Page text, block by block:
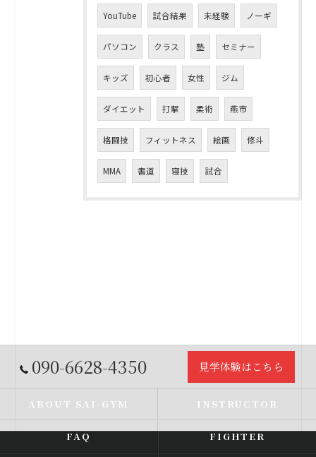
YouTube 試合結果 未経験 ノーギ
パソコン クラス 塾 セミナー
キッズ 初心者 女性 ジム
ダイエット 打撃 柔術 燕市
格闘技 フィットネス 絵画 修斗
MMA 書道 寝技 試合
090-6628-4350 見学体験はこちら
ABOUT SAI-GYM INSTRUCTOR
FAQ FIGHTER